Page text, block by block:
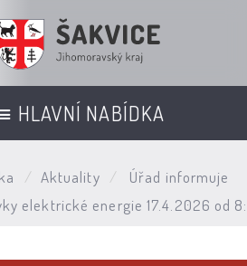
HLAVNÍ NABÍDKA
Aktuality
Úřad informuje
elektrické energie 17.4.2026 od